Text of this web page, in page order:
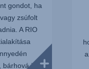
gondot, ha
zsúfolt
A RIO
bárhová is...